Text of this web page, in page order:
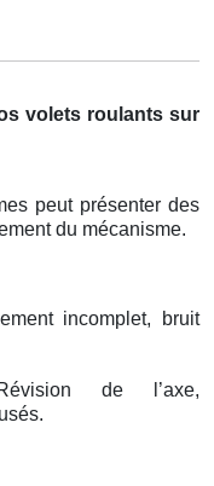
volets roulants sur
peut présenter des
du mécanisme.
incomplet, bruit
de l’axe,